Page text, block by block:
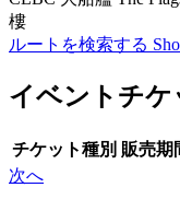
樓
ルートを検索する
イベントチケ
チケット種別 販売期
次へ